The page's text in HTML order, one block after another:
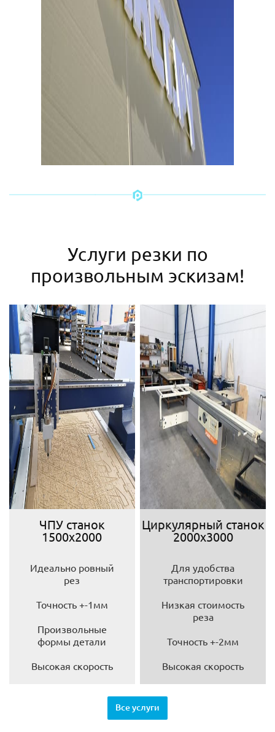
Услуги резки по
произвольным эскизам!
ЧПУ станок
1500х2000
Идеально ровный
рез
Точность +-1мм
Произвольные
формы детали
Высокая скорость
Циркулярный станок
2000х3000
Для удобства
транспортировки
Низкая стоимость
реза
Точность +-2мм
Высокая скорость
Все услуги